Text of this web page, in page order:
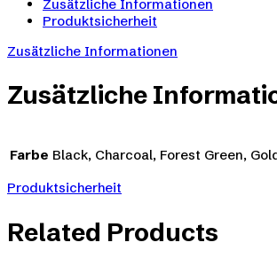
Zusätzliche Informationen
Produktsicherheit
Zusätzliche Informationen
Zusätzliche
Farbe Black, Charcoal, Forest Green,
Produktsicherheit
Related Products